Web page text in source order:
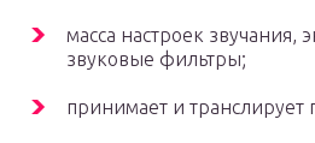
масса настроек звучания,
звуковые фильтры;
принимает и транслирует